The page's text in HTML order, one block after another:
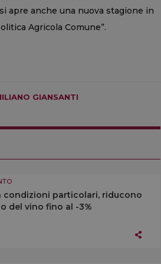
apre anche una nuova stagione in
Agricola Comune”.
GIANSANTI
condizioni particolari, riducono
del vino fino al -3%